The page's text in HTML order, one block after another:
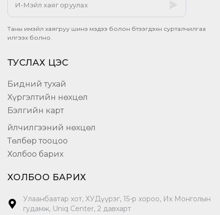
Таны имэйл хаягруу шинэ мэдээ болон бүтээгдэхүүн сурталчилгаа
илгээх болно.
ТУСЛАХ ЦЭС
Бидний тухай
Хүргэлтийн нөхцөл
Бэлгийн карт
Үйлчилгээний нөхцөл
Төлбөр тооцоо
Холбоо барих
ХОЛБОО БАРИХ
Улаанбаатар хот, ХУДүүрэг, 15-р хороо, Их Монголын
гудамж, Uniq Center, 2 давхарт